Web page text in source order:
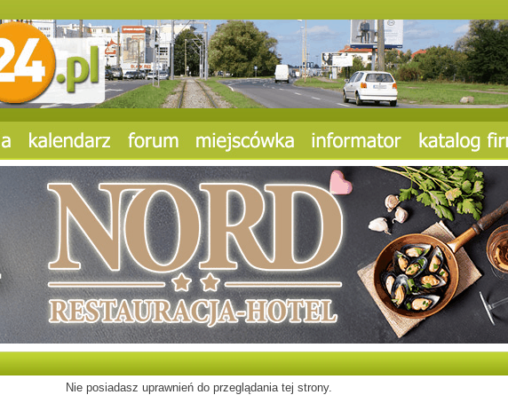
Nie posiadasz uprawnień do przeglądania tej strony.